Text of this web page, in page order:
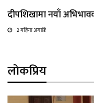
दीपशिखामा नयाँ
2 महिना अगाडि
लोकप्रिय